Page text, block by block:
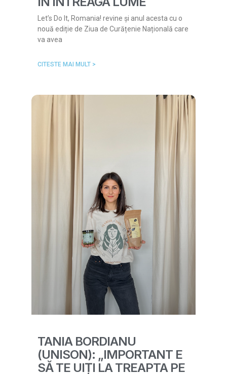
Let’s Do It, Romania! revine și anul acesta cu o
nouă ediție de Ziua de Curățenie Națională care
va avea
CITESTE MAI MULT >
TANIA BORDIANU
(UNISON): „IMPORTANT E
SĂ TE UIȚI LA TREAPTA PE